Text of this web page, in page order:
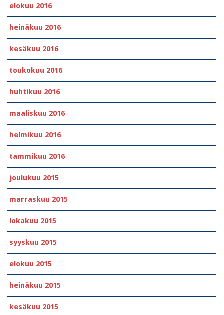
elokuu 2016
heinäkuu 2016
kesäkuu 2016
toukokuu 2016
huhtikuu 2016
maaliskuu 2016
helmikuu 2016
tammikuu 2016
joulukuu 2015
marraskuu 2015
lokakuu 2015
syyskuu 2015
elokuu 2015
heinäkuu 2015
kesäkuu 2015